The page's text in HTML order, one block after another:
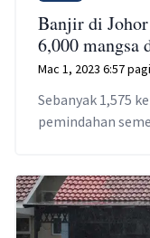
Banjir di
6,000 mangsa
Mac 1, 2023 6:57 pagi
Sebanyak 1,575
pemindahan